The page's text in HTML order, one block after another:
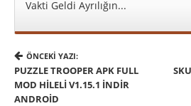
Vakti Geldi Ayrılığın...
ÖNCEKI YAZI:
PUZZLE TROOPER APK FULL
MOD HILELI V1.15.1 İNDIR
ANDROID